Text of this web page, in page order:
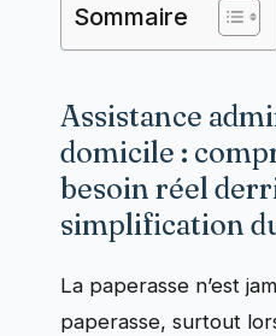
Sommaire
Assistance
domicile :
besoin réel
simplification
La paperasse n’est
paperasse, surtout